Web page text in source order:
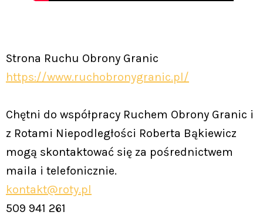
Strona Ruchu Obrony Granic
https://www.ruchobronygranic.pl/
Chętni do współpracy Ruchem Obrony Granic i
z Rotami Niepodległości Roberta Bąkiewicz
mogą skontaktować się za pośrednictwem
maila i telefonicznie.
kontakt@roty.pl
509 941 261